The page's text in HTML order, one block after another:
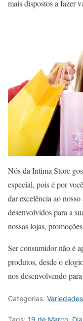
mais dispostos a fazer
Nós da Intima Store
especial, pois é por
dar excelência ao
desenvolvidos para a
nossas lojas,
Ser consumidor não é
produtos, desde o
nos desenvolvendo
Categorias: Variedades
Tags: 19 de Março